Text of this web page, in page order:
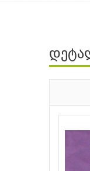
ავტორები
გამომცემლობები